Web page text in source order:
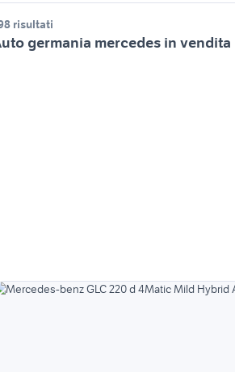
risultati
germania mercedes in vendita